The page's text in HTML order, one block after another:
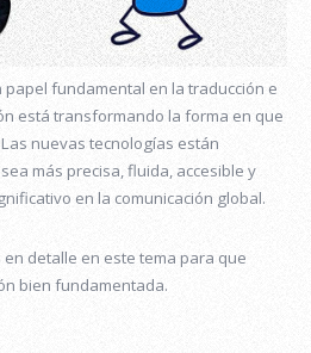
fundamental en la traducción e
está transformando la forma en que
nuevas tecnologías están
más precisa, fluida, accesible y
en la comunicación global.
detalle en este tema para que
bien fundamentada.